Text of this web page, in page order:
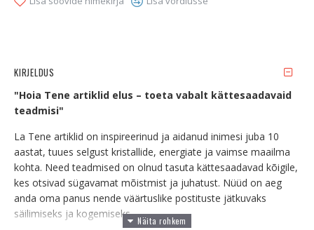
KIRJELDUS
"Hoia Tene artiklid elus – toeta vabalt kättesaadavaid
teadmisi"
La Tene artiklid on inspireerinud ja aidanud inimesi juba 10
aastat, tuues selgust kristallide, energiate ja vaimse maailma
kohta. Need teadmised on olnud tasuta kättesaadavad kõigile,
kes otsivad sügavamat mõistmist ja juhatust. Nüüd on aeg
anda oma panus nende väärtuslike postituste jätkuvaks
säilimiseks ja kogemiseks.